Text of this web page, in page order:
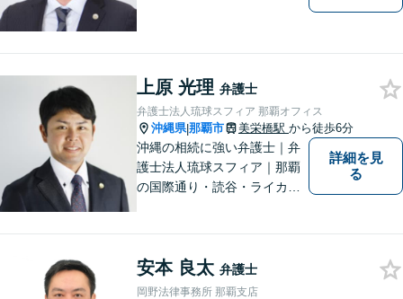
上原 光理 弁護士
弁護士法人琉球スフィア 那覇オフィス
沖縄県|那覇市 美栄橋駅 から徒歩6分
沖縄の相続に強い弁護士｜弁
護士法人琉球スフィア｜那覇
の国際通り・読谷・ライカム
す。お気軽にご連絡くださ
い！
詳細を見
る
安本 良太 弁護士
岡野法律事務所 那覇支店